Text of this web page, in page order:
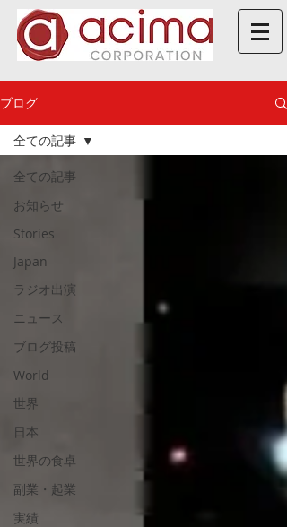
ブログ
全ての記事
お知らせ
Stories
Japan
ラジオ出演
ニュース
ブログ投稿
World
世界
日本
世界の食卓
副業・起業
実績
全ての記事